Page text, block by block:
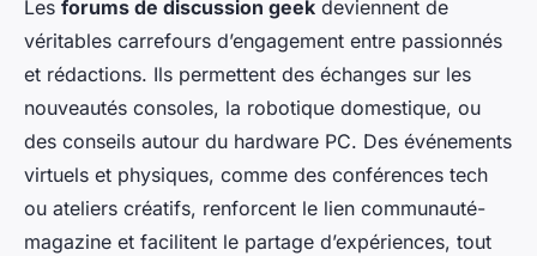
Les forums de discussion geek deviennent de
véritables carrefours d’engagement entre passionnés
et rédactions. Ils permettent des échanges sur les
nouveautés consoles, la robotique domestique, ou
des conseils autour du hardware PC. Des événements
virtuels et physiques, comme des conférences tech
ou ateliers créatifs, renforcent le lien communauté-
magazine et facilitent le partage d’expériences, tout